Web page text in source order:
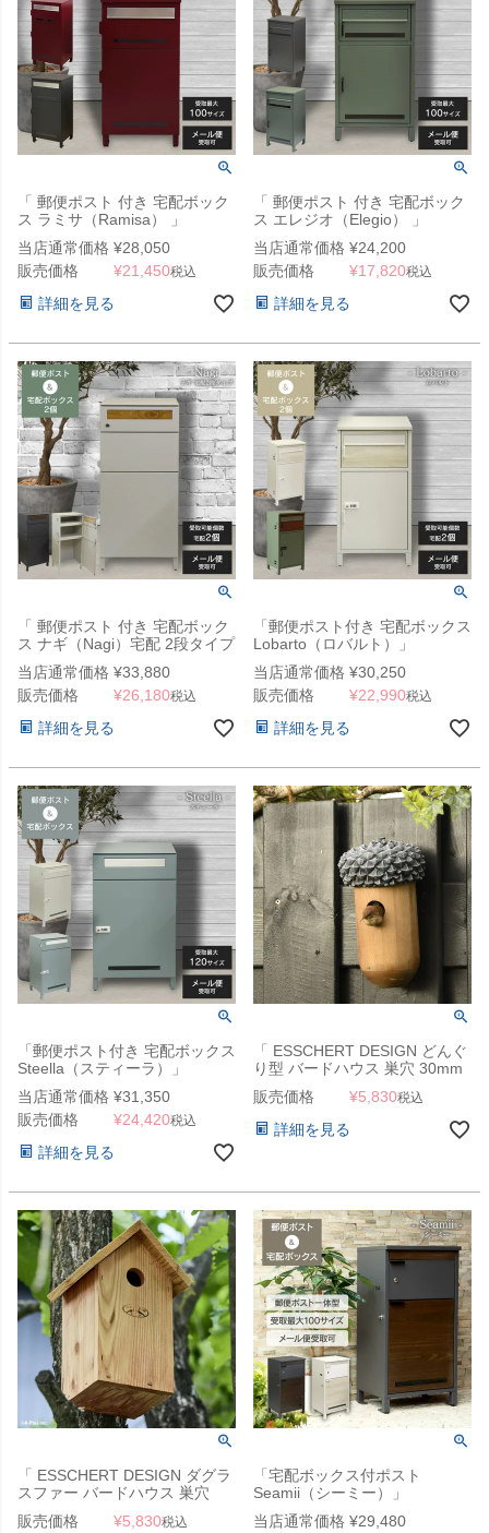
「 郵便ポスト 付き 宅配ボック
ス ラミサ（Ramisa） 」
当店通常価格 ¥28,050
販売価格
¥21,450税込
詳細を見る
「 郵便ポスト 付き 宅配ボック
ス エレジオ（Elegio） 」
当店通常価格 ¥24,200
販売価格
¥17,820税込
詳細を見る
「 郵便ポスト 付き 宅配ボック
ス ナギ（Nagi）宅配 2段タイプ
」
当店通常価格 ¥33,880
販売価格
¥26,180税込
詳細を見る
「郵便ポスト付き 宅配ボックス
Lobarto（ロバルト）」
当店通常価格 ¥30,250
販売価格
¥22,990税込
詳細を見る
「郵便ポスト付き 宅配ボックス
Steella（スティーラ）」
当店通常価格 ¥31,350
販売価格
¥24,420税込
詳細を見る
「 ESSCHERT DESIGN どんぐ
り型 バードハウス 巣穴 30mm
販売価格 ¥5,830税込
詳細を見る
「 ESSCHERT DESIGN ダグラ
スファー バードハウス 巣穴
28mm 」
販売価格 ¥5,830税込
「宅配ボックス付ポスト
Seamii（シーミー）」
当店通常価格 ¥29,480